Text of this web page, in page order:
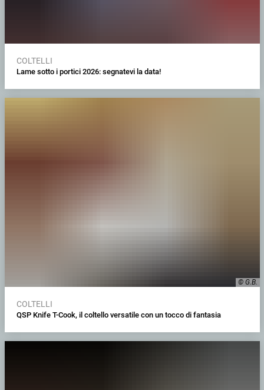
COLTELLI
Lame sotto i portici 2026: segnatevi la data!
© G.B.
COLTELLI
QSP Knife T-Cook, il coltello versatile con un tocco di fantasia